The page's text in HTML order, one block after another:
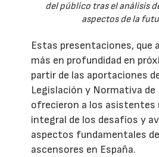
del público tras el análisis
aspectos de la
Estas presentaciones, que
más en profundidad en
partir de las aportaciones
Legislación y Normativa de
ofrecieron a los asistentes
integral de los desafíos y
aspectos fundamentales
ascensores en España.